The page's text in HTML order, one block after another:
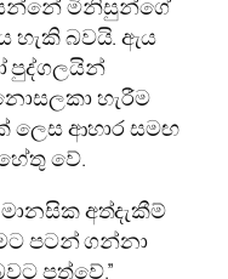
මිනිසුන්ගේ
හැකි බවයි. ඇය
පුද්ගලයින්
හැරීම
ලෙස ආහාර සමඟ
වේ.
අත්දැකීම්
පටන් ගන්නා
පත්වේ.”